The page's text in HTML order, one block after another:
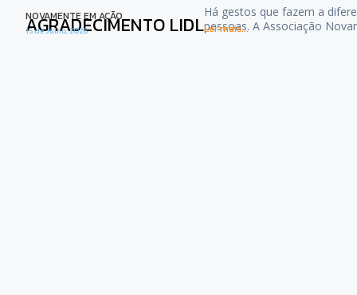
NOVAMENTE EM AÇÃO
AGRADECIMENTO LIDL
15 de Julho, 2026
Há gestos que fazem a
pessoas. A Associação
Ler mais...